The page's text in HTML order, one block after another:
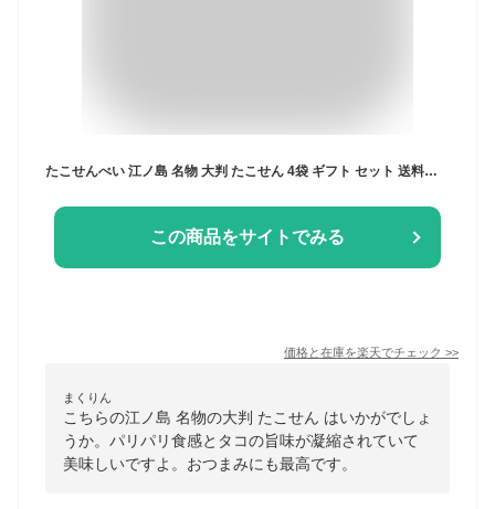
たこせんべい 江ノ島 名物 大判 たこせん 4袋 ギフト セット 送料無料 お試し おすすめ 全国 銘菓 たこ せんべい おせんべい 煎餅 お煎餅 米菓 お取り寄せ スィーツ お菓子 菓子 和菓子 詰め合わせ 食品 お土産 グルメ 人気 通販 ランキング おいしい 美味しい 海鮮 珍味
この商品をサイトでみる
価格と在庫を楽天でチェック >>
まくりん
こちらの江ノ島 名物の大判 たこせん はいかがでしょ
うか。パリパリ食感とタコの旨味が凝縮されていて
美味しいですよ。おつまみにも最高です。